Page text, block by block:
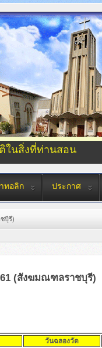
ในสิ่งที่ท่านสอน
ทอลิก ประกาศ
บุีรี)
61 (สังฆมณฑลราชบุรี)
วันฉลองวัด